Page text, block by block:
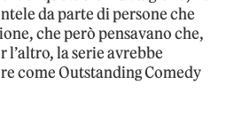
da parte di persone che
che però pensavano che,
l’altro, la serie avrebbe
come Outstanding Comedy